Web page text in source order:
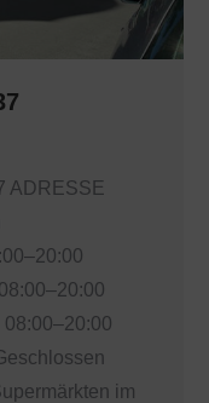
ADRESSE
im